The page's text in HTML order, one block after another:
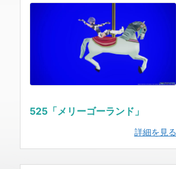
525「メリーゴーランド」
詳細を見る